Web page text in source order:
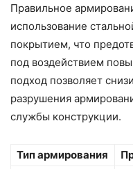
Правильное
использование
покрытием, что
под воздействием
подход позволяет
разрушения
службы конструкции.
Тип армирования